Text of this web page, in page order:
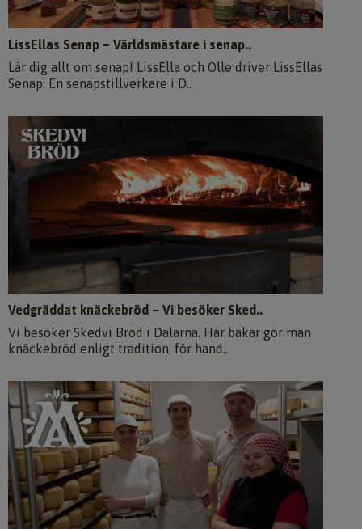
LissEllas Senap – Världsmästare i senap..
Lär dig allt om senap! LissElla och Olle driver LissEllas
Senap: En senapstillverkare i D..
Vedgräddat knäckebröd – Vi besöker Sked..
Vi besöker Skedvi Bröd i Dalarna. Här bakar gör man
knäckebröd enligt tradition, för hand..